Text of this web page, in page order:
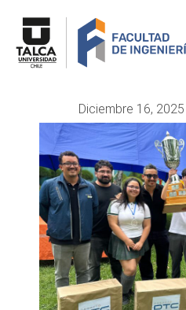
Diciembre 16, 2025